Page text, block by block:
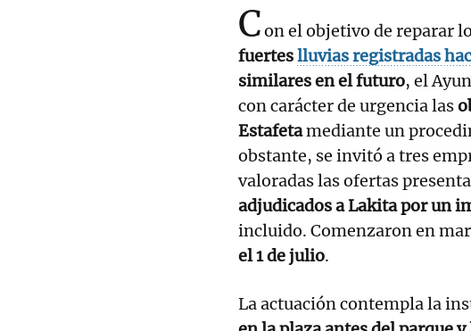
Con el objetivo de reparar
fuerteslluvias registradas
similares en el futuro, el
con carácter de urgencia las
Estafetamediante un
obstante, se invitó a tres
valoradas las ofertas
adjudicados a Lakita por un
incluido. Comenzaron en
el 1 de julio.
La actuación contempla la